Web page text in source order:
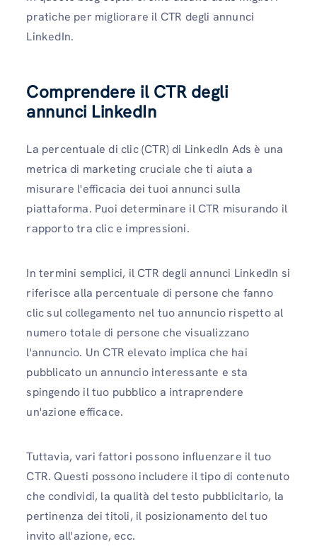
pratiche per migliorare il CTR degli annunci
LinkedIn.
Comprendere il CTR degli
annunci LinkedIn
La percentuale di clic (CTR) di LinkedIn Ads è una
metrica di marketing cruciale che ti aiuta a
misurare l'efficacia dei tuoi annunci sulla
piattaforma. Puoi determinare il CTR misurando il
rapporto tra clic e impressioni.
In termini semplici, il CTR degli annunci LinkedIn si
riferisce alla percentuale di persone che fanno
clic sul collegamento nel tuo annuncio rispetto al
numero totale di persone che visualizzano
l'annuncio. Un CTR elevato implica che hai
pubblicato un annuncio interessante e sta
spingendo il tuo pubblico a intraprendere
un'azione efficace.
Tuttavia, vari fattori possono influenzare il tuo
CTR. Questi possono includere il tipo di contenuto
che condividi, la qualità del testo pubblicitario, la
pertinenza dei titoli, il posizionamento del tuo
invito all'azione, ecc.